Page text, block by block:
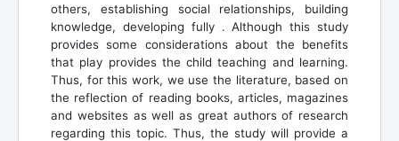
others, establishing social relationships, building
knowledge, developing fully . Although this study
provides some considerations about the benefits
that play provides the child teaching and learning.
Thus, for this work, we use the literature, based on
the reflection of reading books, articles, magazines
and websites as well as great authors of research
regarding this topic. Thus, the study will provide a